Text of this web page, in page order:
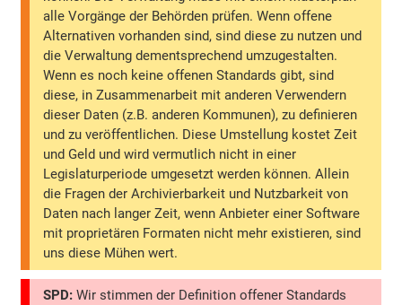
alle Vorgänge der Behörden prüfen. Wenn offene
Alternativen vorhanden sind, sind diese zu nutzen und
die Verwaltung dementsprechend umzugestalten.
Wenn es noch keine offenen Standards gibt, sind
diese, in Zusammenarbeit mit anderen Verwendern
dieser Daten (z.B. anderen Kommunen), zu definieren
und zu veröffentlichen. Diese Umstellung kostet Zeit
und Geld und wird vermutlich nicht in einer
Legislaturperiode umgesetzt werden können. Allein
die Fragen der Archivierbarkeit und Nutzbarkeit von
Daten nach langer Zeit, wenn Anbieter einer Software
mit proprietären Formaten nicht mehr existieren, sind
uns diese Mühen wert.
SPD: Wir stimmen der Definition offener Standards